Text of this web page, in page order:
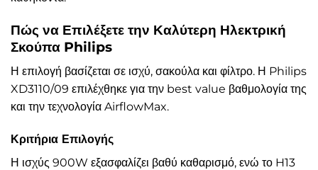
Πώς να Επιλέξετε την Καλύτερη Ηλεκτρική
Σκούπα Philips
Η επιλογή βασίζεται σε ισχύ, σακούλα και φίλτρο. Η Philips
XD3110/09 επιλέχθηκε για την best value βαθμολογία της
και την τεχνολογία AirflowMax.
Κριτήρια Επιλογής
Η ισχύς 900W εξασφαλίζει βαθύ καθαρισμό, ενώ το H13